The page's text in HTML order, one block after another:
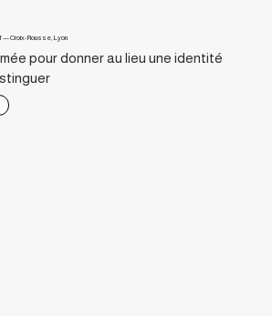
— Croix-Rousse, Lyon
pour donner au lieu une identité